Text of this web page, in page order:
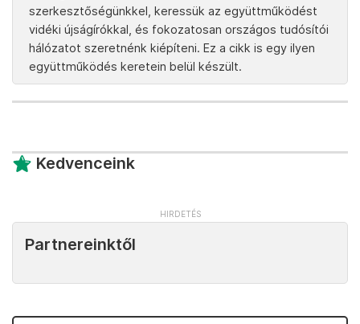
szerkesztőségünkkel, keressük az együttműködést
vidéki újságírókkal, és fokozatosan országos tudósítói
hálózatot szeretnénk kiépíteni. Ez a cikk is egy ilyen
együttműködés keretein belül készült.
Kedvenceink
Partnereinktől